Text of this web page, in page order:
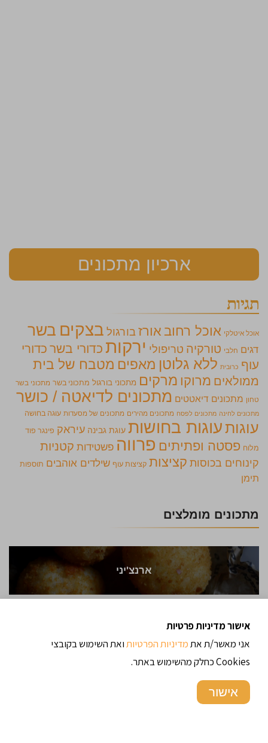
ארכיון מתכונים
תגיות
אוכל איטלקי אוכל רחוב אורזבורגול בצקים בשר
דגים חלבי טורקיה טריפולי ירקות כדורי בשר כדורי
עוף כרובית ללא גלוטן מאפים מטבח של בית
ממולאים מרוקו מרקים מתכוני בורגול מתכוני בשר מתכוני בשר
טחון מתכונים דיאטטים מתכונים לדיאטה / כושר
מתכונים לחינה מתכונים לפסח מתכונים מהירים מתכונים של מסעדות עוגה בחושה
עוגותעוגות בחושות עוגת גבינה עיראק פינגר פוד
מלוח פסטה ופתיתים פרווה פשטידות קטניות
קינוחים בכוסות קציצות קציצות עוף שילדים אוהבים תוספות
תימן
מתכונים מומלצים
ארנצ'יני
סאלוף – פיתה תימנית
עוגת שוקולד הקסם השחור – חלבית
אישור מדיניות פרטיות
אני מאשר/ת אתמדיניות הפרטיותואת השימוש בקובצי
Cookies כחלק מהשימוש באתר.
אישור